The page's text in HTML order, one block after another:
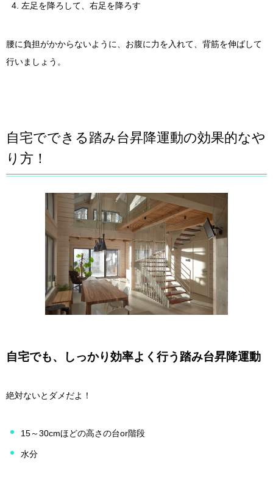
左足を降ろして、右足を降ろす
腰に負担がかからないように、お腹に力を入れて、背筋を伸ばして
行いましょう。
自宅でできる踏み台昇降運動の効果的なや
り方！
自宅でも、しっかり効率よく行う踏み台昇降運動
絶対ないとダメだよ！
15～30cmほどの高さの台or階段
水分